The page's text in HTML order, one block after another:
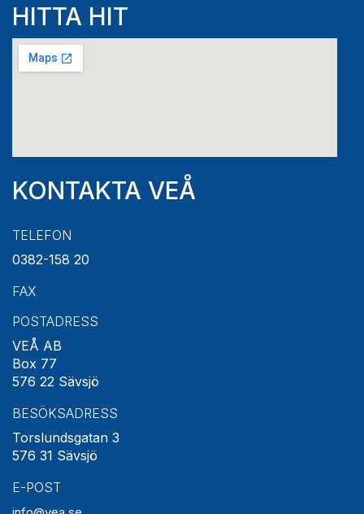
HITTA HIT
KONTAKTA VEÅ
TELEFON
0382-158 20
FAX
POSTADRESS
VEÅ AB
Box 77
576 22 Sävsjö
BESÖKSADRESS
Torslundsgatan 3
576 31 Sävsjö
E-POST